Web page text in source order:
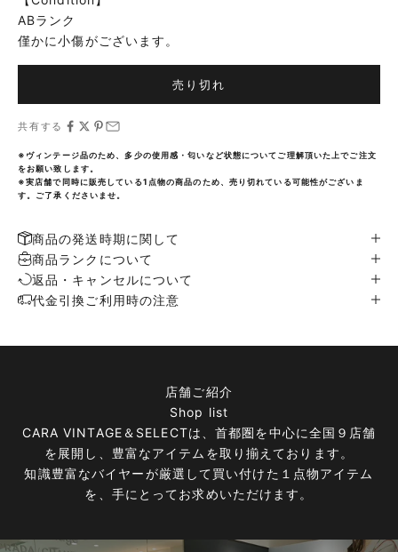
ABランク
僅かに小傷がございます。
売り切れ
共有する
※ヴィンテージ品のため、多少の使用感・匂いなど状態についてご理解頂いた上でご注文
をお願い致します。
※実店舗で同時に販売している1点物の商品のため、売り切れている可能性がございま
す。ご了承くださいませ。
商品の発送時期に関して
商品ランクについて
返品・キャンセルについて
代金引換ご利用時の注意
店舗ご紹介
Shop list
CARA VINTAGE＆SELECTは、首都圏を中心に全国９店舗
を展開し、豊富なアイテムを取り揃えております。
知識豊富なバイヤーが厳選して買い付けた１点物アイテム
を、手にとってお求めいただけます。